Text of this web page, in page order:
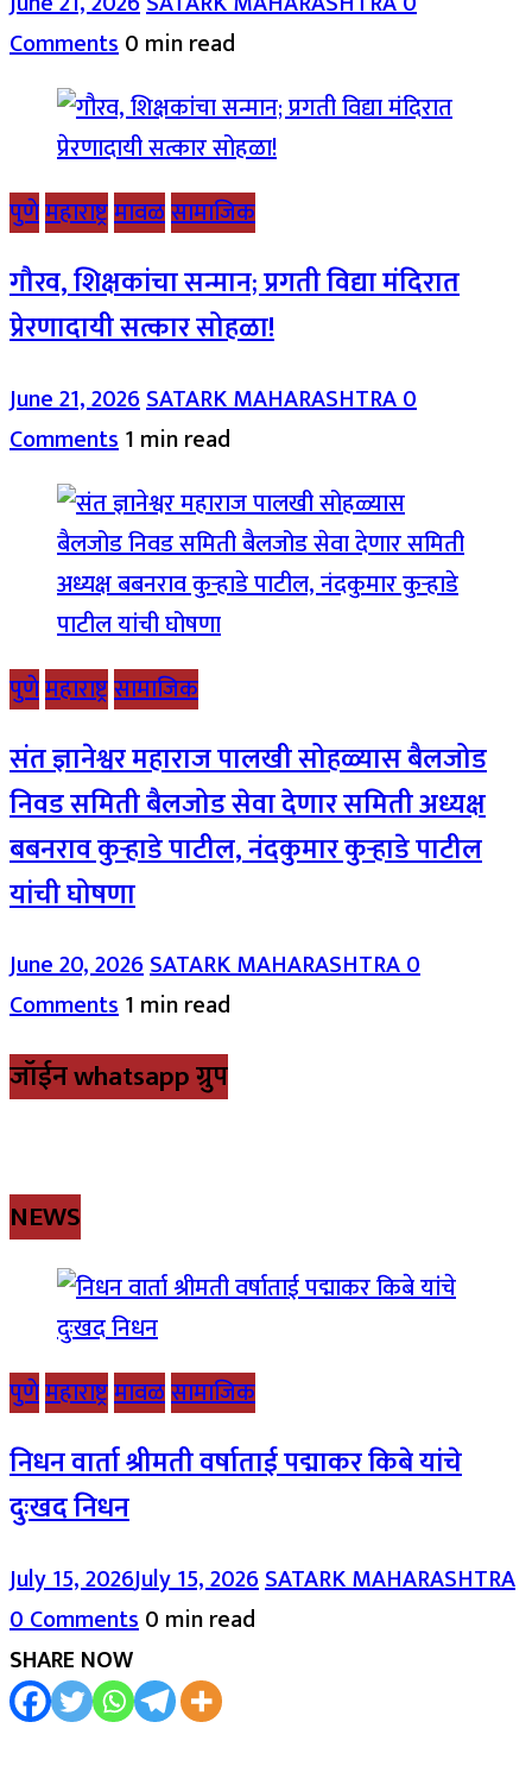
Comments0 min read
पुणेमहाराष्ट्रमावळसामाजिक
गौरव, शिक्षकांचा सन्मान; प्रगती विद्या मंदिरात
प्रेरणादायी सत्कार सोहळा!
June 21, 2026SATARK MAHARASHTRA0
Comments1 min read
पुणेमहाराष्ट्रसामाजिक
संत ज्ञानेश्वर महाराज पालखी सोहळ्यास बैलजोड
निवड समिती बैलजोड सेवा देणार समिती अध्यक्ष
बबनराव कुऱ्हाडे पाटील, नंदकुमार कुऱ्हाडे पाटील
यांची घोषणा
June 20, 2026SATARK MAHARASHTRA0
Comments1 min read
जॉईन whatsapp ग्रुप
NEWS
पुणेमहाराष्ट्रमावळसामाजिक
निधन वार्ता श्रीमती वर्षाताई पद्माकर किबे यांचे
दुःखद निधन
July 15, 2026July 15, 2026SATARK MAHARASHTRA
0 Comments0 min read
SHARE NOW